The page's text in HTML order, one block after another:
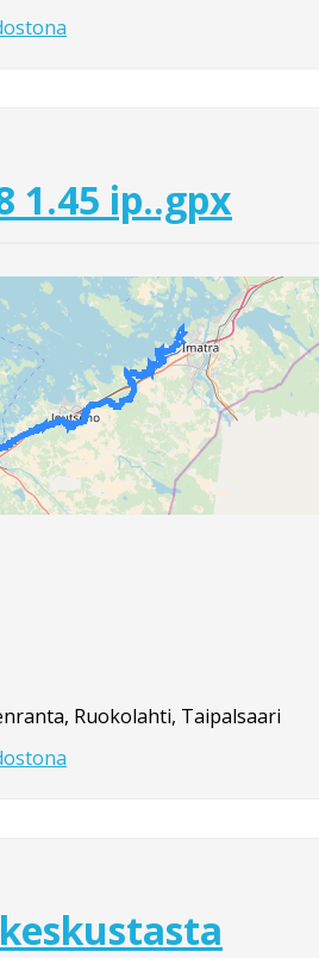
1.45 ip..gpx
Ruokolahti, Taipalsaari